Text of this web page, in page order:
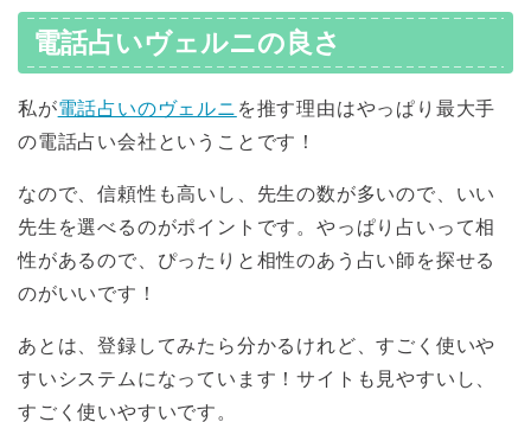
電話占いヴェルニの良さ
私が電話占いのヴェルニ を推す理由はやっぱり最大手
の電話占い会社ということです！
なので、信頼性も高いし、先生の数が多いので、いい
先生を選べるのがポイントです。やっぱり占いって相
性があるので、ぴったりと相性のあう占い師を探せる
のがいいです！
あとは、登録してみたら分かるけれど、すごく使いや
すいシステムになっています！サイトも見やすいし、
すごく使いやすいです。